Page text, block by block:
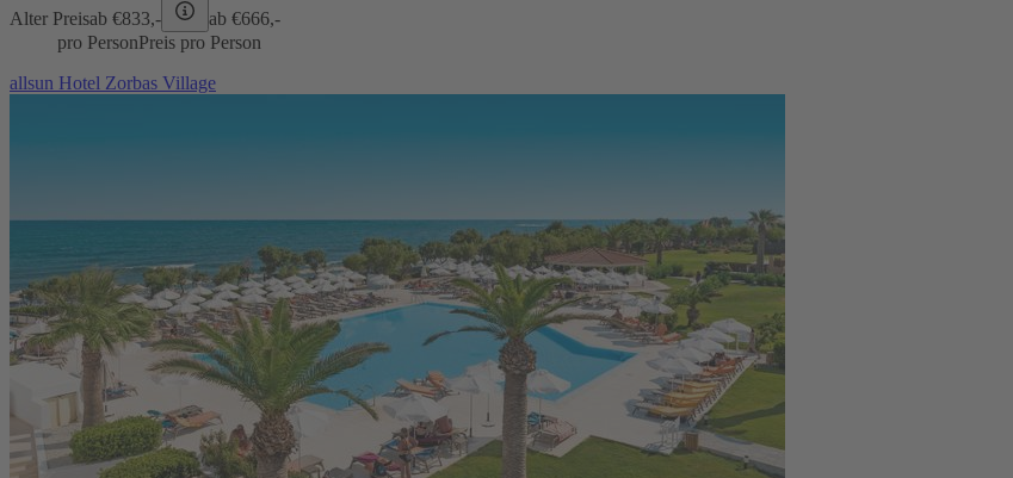
Alter Preisab €833,- ab €666,-
pro PersonPreis pro Person
allsun Hotel Zorbas Village